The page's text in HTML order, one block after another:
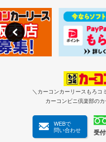
＼カーコンカーリースもろコ
カーコンビニ倶楽部の
WEBで
問い合わせ
受